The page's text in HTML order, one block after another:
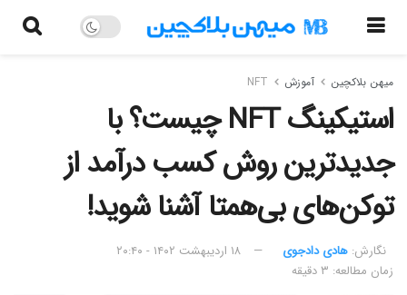
میهن بلاکچین آموزش NFT
استیکینگ NFT چیست؟ با
جدیدترین روش کسب درآمد از
توکن‌های بی‌همتا آشنا شوید!
نگارش:‌ هادی دادجوی
۱۸ اردیبهشت ۱۴۰۲ - ۲۰:۴۰
زمان مطالعه: ۳ دقیقه